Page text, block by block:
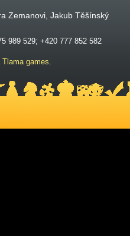
Zemanovi, Jakub Těšínský
989 529; +420 777 852 582
Tlama games.